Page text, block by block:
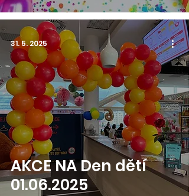
AKCE NA Den dětí
01.06.2025
31. 5. 2025